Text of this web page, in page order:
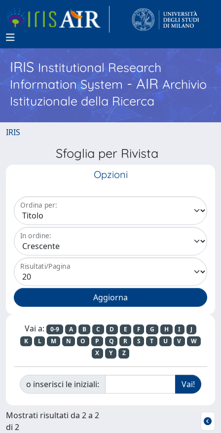
IRISInstitutional Research
Information System - AIR Archivio
Istituzionale della Ricerca
IRIS
Sfoglia per Rivista
Opzioni
Ordina per:
In ordine:
Risultati/Pagina
Vai a: 0-9 A B C D E F G H I
J
K
L M N O P Q R S T U V
W
X
Y Z
o inserisci le iniziali:
Mostrati risultati da 2 a 2
di 2